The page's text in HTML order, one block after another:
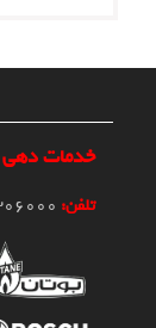
خدمات دهی
تلفن: